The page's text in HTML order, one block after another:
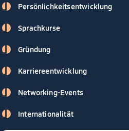
Persönlichkeitsentwicklung
Sprachkurse
Gründung
Karriereentwicklung
Networking-Events
Internationalität